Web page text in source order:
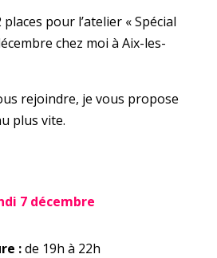
pour l’atelier « Spécial
chez moi à Aix-les-
rejoindre, je vous propose
plus vite.
7 décembre
:de 19h à 22h